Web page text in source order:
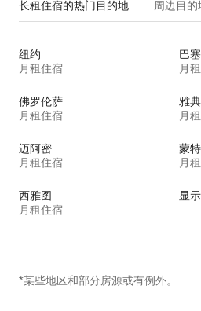
长租住宿的热门目的地 周边目的
纽约
月租住宿
巴
月
佛罗伦萨
月租住宿
雅典
月
迈阿密
月租住宿
蒙
月
西雅图
月租住宿
显
*某些地区和部分房源或有例外。